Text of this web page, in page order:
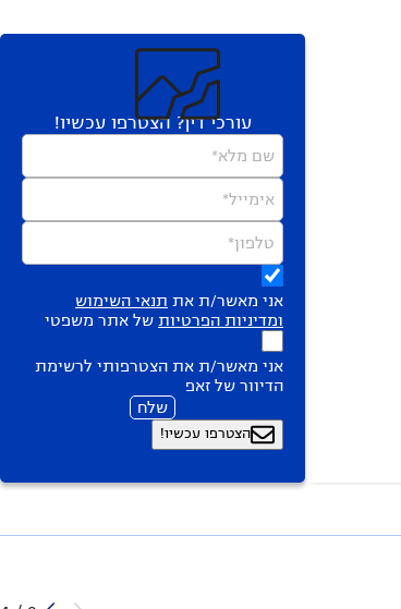
עורכי דין? הצטרפו עכשיו!
שם מלא*
אימייל*
טלפון*
אני מאשר/ת את תנאי השימוש
ומדיניות הפרטיות של אתר משפטי
אני מאשר/ת את הצטרפותי לרשימת
הדיוור של זאפ
שלח
הצטרפו עכשיו!